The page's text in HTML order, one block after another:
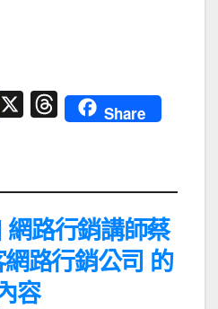
T
d
Share
網路行銷講師蔡
路行銷公司 的
容